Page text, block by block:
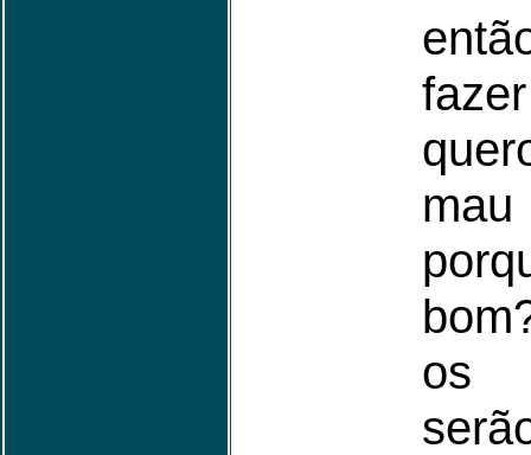
os